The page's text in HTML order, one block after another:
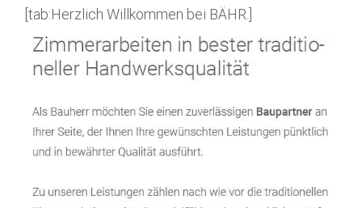
[tab:Herzlich Willkommen bei BÄHR.]